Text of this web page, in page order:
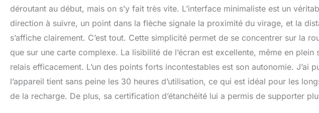
déroutant au début, mais on s’y fait très vite. L’interface minimaliste est un
direction à suivre, un point dans la flèche signale la proximité du virage, et la
s’affiche clairement. C’est tout. Cette simplicité permet de se concentrer sur la
que sur une carte complexe. La lisibilité de l’écran est excellente, même en
relais efficacement. L’un des points forts incontestables est son autonomie. J’ai
l’appareil tient sans peine les 30 heures d’utilisation, ce qui est idéal pour les
de la recharge. De plus, sa certification d’étanchéité lui a permis de supporter